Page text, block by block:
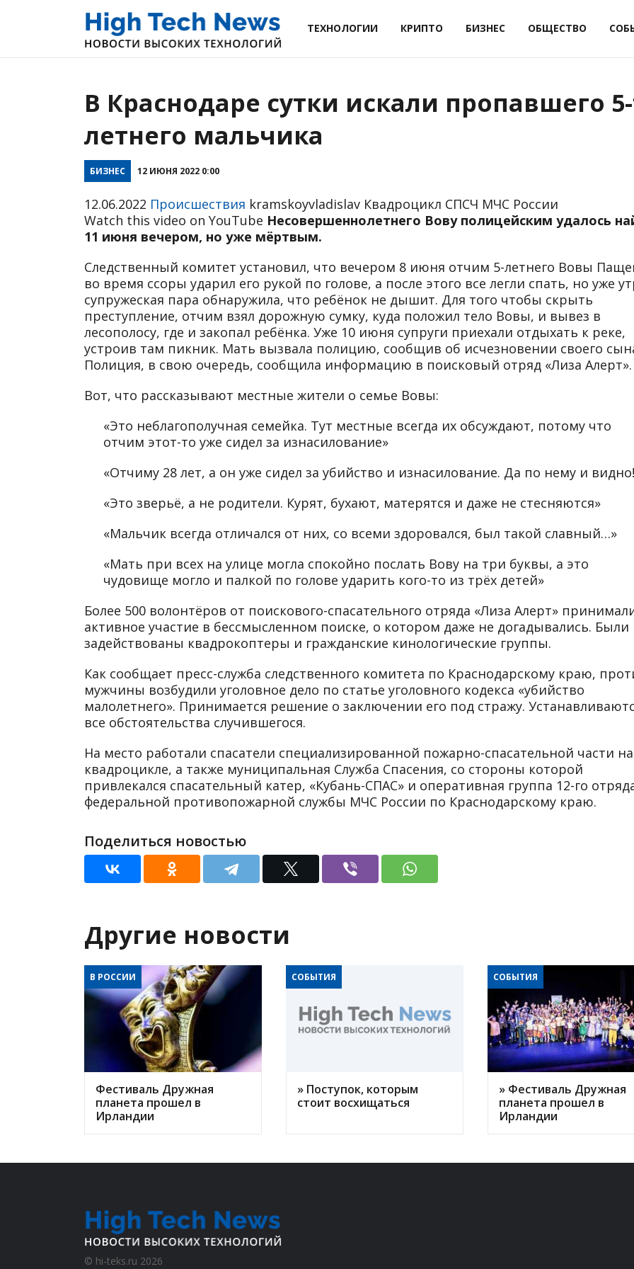
ТЕХНОЛОГИИ КРИПТО БИЗНЕС ОБЩЕСТВО
В Краснодаре сутки искали пропавшего
летнего мальчика
БИЗНЕС 12 ИЮНЯ 2022 0:00
12.06.2022 Происшествия kramskoyvladislav Квадроцикл СПСЧ МЧС России
Watch this video on YouTube Несовершеннолетнего Вову полицейским удалось
11 июня вечером, но уже мёртвым.
Следственный комитет установил, что вечером 8 июня отчим 5-летнего Вовы
во время ссоры ударил его рукой по голове, а после этого все легли спать, но уже
супружеская пара обнаружила, что ребёнок не дышит. Для того чтобы скрыть
преступление, отчим взял дорожную сумку, куда положил тело Вовы, и вывез в
лесополосу, где и закопал ребёнка. Уже 10 июня супруги приехали отдыхать к реке,
устроив там пикник. Мать вызвала полицию, сообщив об исчезновении своего
Полиция, в свою очередь, сообщила информацию в поисковый отряд «Лиза Алерт».
Вот, что рассказывают местные жители о семье Вовы:
«Это неблагополучная семейка. Тут местные всегда их обсуждают, потому что
отчим этот-то уже сидел за изнасилование»
«Отчиму 28 лет, а он уже сидел за убийство и изнасилование. Да по нему и
«Это зверьё, а не родители. Курят, бухают, матерятся и даже не стесняются»
«Мальчик всегда отличался от них, со всеми здоровался, был такой славный…»
«Мать при всех на улице могла спокойно послать Вову на три буквы, а это
чудовище могло и палкой по голове ударить кого-то из трёх детей»
Более 500 волонтёров от поискового-спасательного отряда «Лиза Алерт»
активное участие в бессмысленном поиске, о котором даже не догадывались. Были
задействованы квадрокоптеры и гражданские кинологические группы.
Как сообщает пресс-служба следственного комитета по Краснодарскому краю,
мужчины возбудили уголовное дело по статье уголовного кодекса «убийство
малолетнего». Принимается решение о заключении его под стражу.
все обстоятельства случившегося.
На место работали спасатели специализированной пожарно-спасательной части на
квадроцикле, а также муниципальная Служба Спасения, со стороны которой
привлекался спасательный катер, «Кубань-СПАС» и оперативная группа 12-го
федеральной противопожарной службы МЧС России по Краснодарскому краю.
Поделиться новостью
Другие новости
В РОССИИ
Фестиваль Дружная
планета прошел в
Ирландии
СОБЫТИЯ
» Поступок, которым
стоит восхищаться
СОБЫТИЯ
» Фестиваль Дружная
планета прошел в
Ирландии
© hi-teks.ru 2026